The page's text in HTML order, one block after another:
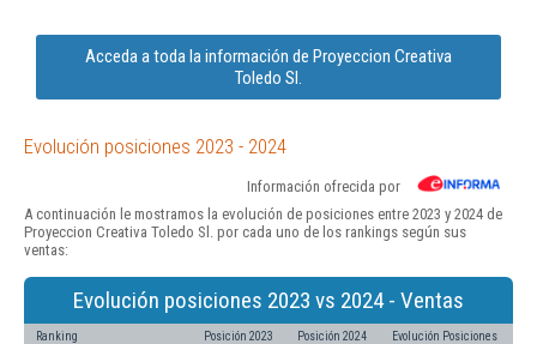
Acceda a toda la información de Proyeccion Creativa
Toledo Sl.
Evolución posiciones 2023 - 2024
Información ofrecida por
A continuación le mostramos la evolución de posiciones entre 2023 y 2024 de
Proyeccion Creativa Toledo Sl. por cada uno de los rankings según sus
ventas:
Evolución posiciones 2023 vs 2024 - Ventas
Ranking Posición 2023 Posición 2024 Evolución Posiciones